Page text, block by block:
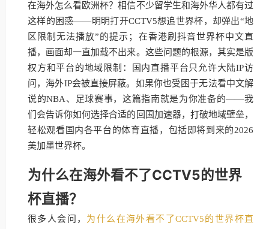
在海外怎么看欧洲杯？相信不少留学生和海外华人都有过
这样的困惑——明明打开CCTV5想追世界杯，却弹出“地
区限制无法播放”的提示；在香港刷抖音世界杯中文直
播，画面却一直加载不出来。这些问题的根源，其实是版
权方和平台的地域限制：国内直播平台只允许大陆IP访
问，海外IP会被直接屏蔽。如果你也受困于无法看中文解
说的NBA、足球赛事，这篇指南就是为你准备的——我
们会告诉你如何选择合适的回国加速器，打破地域壁垒，
轻松观看国内各平台的体育直播，包括即将到来的2026
美加墨世界杯。
为什么在海外看不了CCTV5的世界
杯直播？
很多人会问， 为什么在海外看不了CCTV5的世界杯直